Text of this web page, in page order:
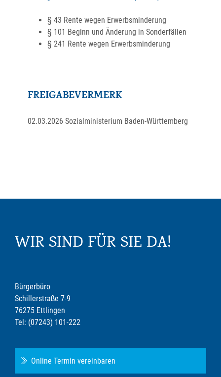
§ 43 Rente wegen Erwerbsminderung
§ 101 Beginn und Änderung in Sonderfällen
§ 241 Rente wegen Erwerbsminderung
FREIGABEVERMERK
02.03.2026 Sozialministerium Baden-Württemberg
WIR SIND FÜR SIE DA!
Bürgerbüro
Schillerstraße 7-9
76275 Ettlingen
Tel: (07243) 101-222
Online Termin vereinbaren